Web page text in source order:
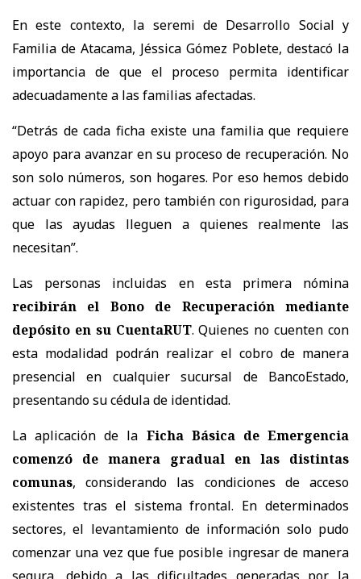
En este contexto, la seremi de Desarrollo Social y
Familia de Atacama, Jéssica Gómez Poblete, destacó la
importancia de que el proceso permita identificar
adecuadamente a las familias afectadas.
“Detrás de cada ficha existe una familia que requiere
apoyo para avanzar en su proceso de recuperación. No
son solo números, son hogares. Por eso hemos debido
actuar con rapidez, pero también con rigurosidad, para
que las ayudas lleguen a quienes realmente las
necesitan”.
Las personas incluidas en esta primera nómina
recibirán el Bono de Recuperación mediante
depósito en su CuentaRUT. Quienes no cuenten con
esta modalidad podrán realizar el cobro de manera
presencial en cualquier sucursal de BancoEstado,
presentando su cédula de identidad.
La aplicación de la Ficha Básica de Emergencia
comenzó de manera gradual en las distintas
comunas, considerando las condiciones de acceso
existentes tras el sistema frontal. En determinados
sectores, el levantamiento de información solo pudo
comenzar una vez que fue posible ingresar de manera